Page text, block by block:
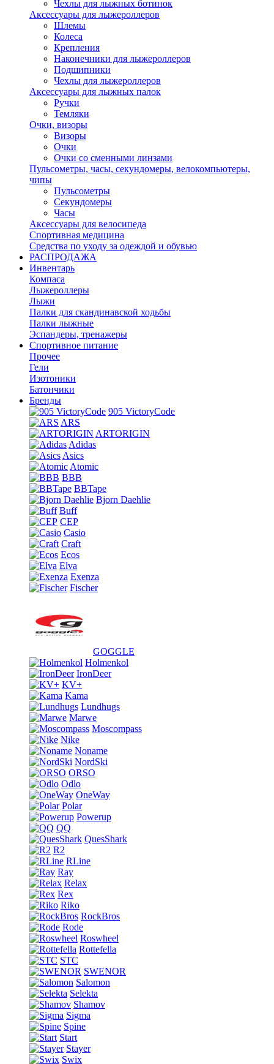
Чехлы для лыжных ботинок
Аксессуары для лыжероллеров
Шлемы
Колеса
Крепления
Наконечники для лыжероллеров
Подшипники
Чехлы для лыжероллеров
Аксессуары для лыжных палок
Ручки
Темляки
Очки, визоры
Визоры
Очки
Очки со сменными линзами
Пульсометры, часы, секундомеры, велокомпьютеры,
чипы
Пульсометры
Секундомеры
Часы
Аксессуары для велосипеда
Спортивная медицина
Средства по уходу за одеждой и обувью
РАСПРОДАЖА
Инвентарь
Компаса
Лыжероллеры
Лыжи
Палки для скандинавской ходьбы
Палки лыжные
Эспандеры, тренажеры
Спортивное питание
Прочее
Гели
Изотоники
Батончики
Бренды
905 VictoryCode
ARS
ARTORIGIN
Adidas
Asics
Atomic
BBB
BBTape
Bjorn Daehlie
Buff
CEP
Casio
Craft
Ecos
Elva
Exenza
Fischer
GOGGLE
Holmenkol
IronDeer
KV+
Kama
Lundhugs
Marwe
Moscompass
Nike
Noname
NordSki
ORSO
Odlo
OneWay
Polar
Powerup
QQ
QuesShark
R2
RLine
Ray
Relax
Rex
Riko
RockBros
Rode
Roswheel
Rottefella
STC
SWENOR
Salomon
Selekta
Shamov
Sigma
Spine
Start
Stayer
Swix